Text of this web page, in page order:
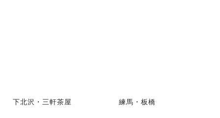
下北沢・三軒茶屋 練馬・板橋